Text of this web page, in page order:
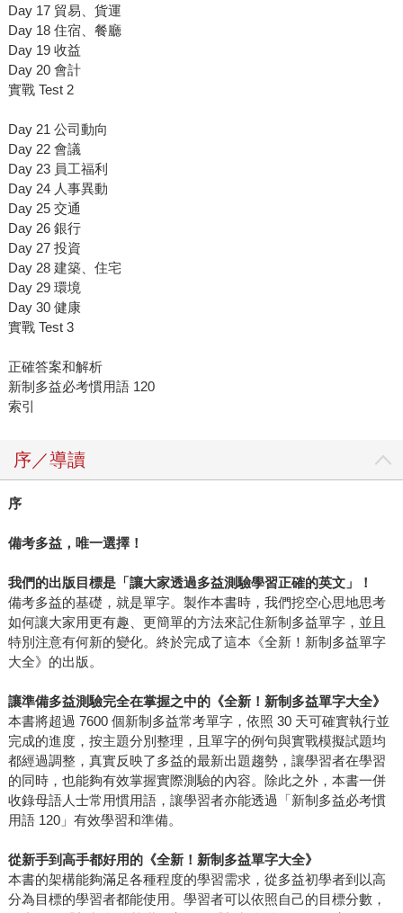
Day 17 貿易、貨運
Day 18 住宿、餐廳
Day 19 收益
Day 20 會計
實戰 Test 2
Day 21 公司動向
Day 22 會議
Day 23 員工福利
Day 24 人事異動
Day 25 交通
Day 26 銀行
Day 27 投資
Day 28 建築、住宅
Day 29 環境
Day 30 健康
實戰 Test 3
正確答案和解析
新制多益必考慣用語 120
索引
序／導讀
序
備考多益，唯一選擇！
我們的出版目標是「讓大家透過多益測驗學習正確的英文」！
備考多益的基礎，就是單字。製作本書時，我們挖空心思地思考
如何讓大家用更有趣、更簡單的方法來記住新制多益單字，並且
特別注意有何新的變化。終於完成了這本《全新！新制多益單字
大全》的出版。
讓準備多益測驗完全在掌握之中的《全新！新制多益單字大全》
本書將超過 7600 個新制多益常考單字，依照 30 天可確實執行並
完成的進度，按主題分別整理，且單字的例句與實戰模擬試題均
都經過調整，真實反映了多益的最新出題趨勢，讓學習者在學習
的同時，也能夠有效掌握實際測驗的內容。除此之外，本書一併
收錄母語人士常用慣用語，讓學習者亦能透過「新制多益必考慣
用語 120」有效學習和準備。
從新手到高手都好用的《全新！新制多益單字大全》
本書的架構能夠滿足各種程度的學習需求，從多益初學者到以高
分為目標的學習者都能使用。學習者可以依照自己的目標分數，